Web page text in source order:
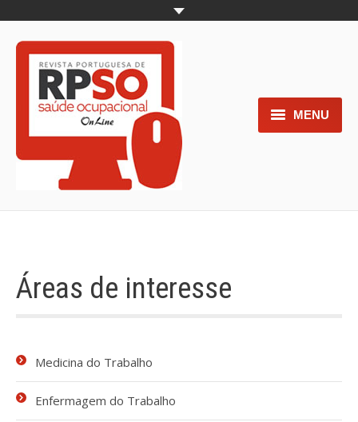
MENU
Home
submissão
Processo de submissão
Áreas de interesse
Medicina do Trabalho
Enfermagem do Trabalho